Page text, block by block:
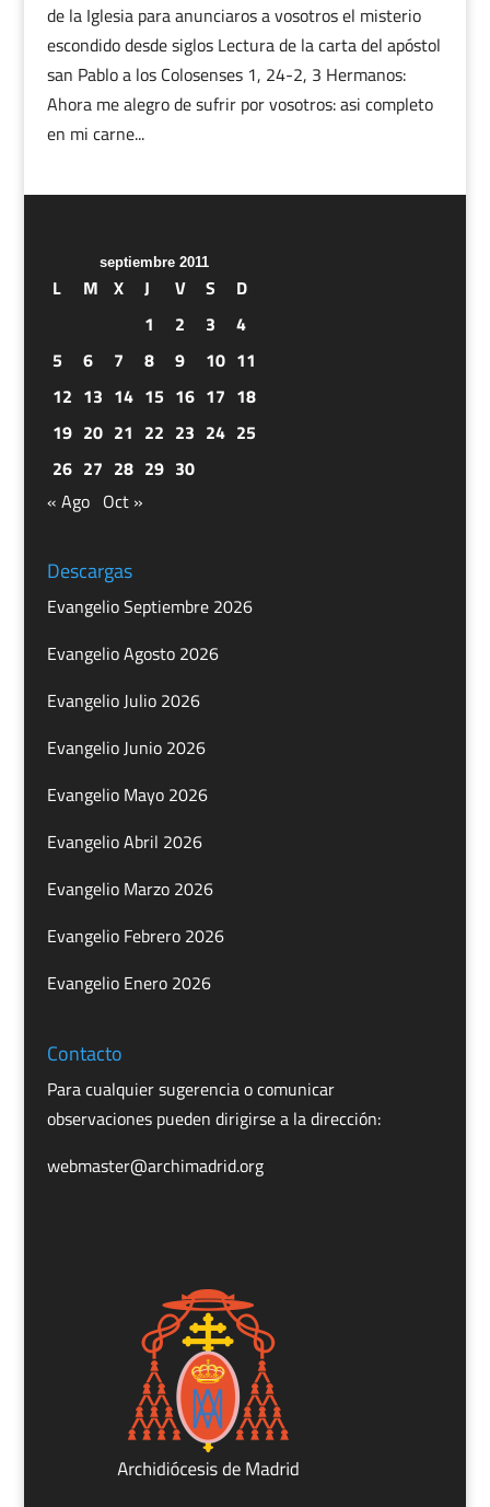
de la Iglesia para anunciaros a vosotros el misterio
escondido desde siglos Lectura de la carta del apóstol
san Pablo a los Colosenses 1, 24-2, 3 Hermanos:
Ahora me alegro de sufrir por vosotros: asi completo
en mi carne...
septiembre 2011
L M X J V S
D
1
2 3
4
5
6 7 8 9 10 11
12 13 14 15 16 17 18
19 20 21 22 23 24 25
26 27 28 29 30
« Ago Oct »
Descargas
Evangelio Septiembre 2026
Evangelio Agosto 2026
Evangelio Julio 2026
Evangelio Junio 2026
Evangelio Mayo 2026
Evangelio Abril 2026
Evangelio Marzo 2026
Evangelio Febrero 2026
Evangelio Enero 2026
Contacto
Para cualquier sugerencia o comunicar
observaciones pueden dirigirse a la dirección:
webmaster@archimadrid.org